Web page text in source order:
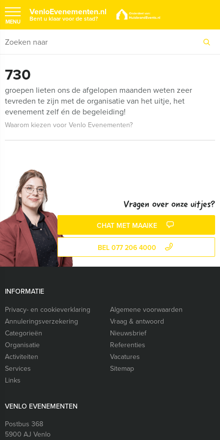
VenloEvenementen.nl
Bent u klaar voor de stad?
MENU
730
groepen lieten ons de afgelopen maanden weten zeer
tevreden te zijn met de organisatie van het uitje, het
evenement zelf én de begeleiding!
Waarom kiezen voor Venlo Evenementen?
Vragen over onze uitjes?
CHAT MET MAAIKE
BEL 077 206 4000
INFORMATIE
Privacy- en cookieverklaring
Algemene voorwaarden
Annuleringsverzekering
Vraag & antwoord
Categorieën
Nieuwsbrief
Organisatie
Referenties
Activiteiten
Vacatures
Services
Sitemap
Links
VENLO EVENEMENTEN
Postbus 368
5900 AJ Venlo